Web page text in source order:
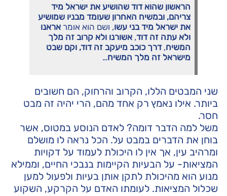
הראשון שהוא דוד שהושיע את ישראל מיד
צריהם, ובמשיח האחרון שעומד מבניו שמושיע
את ישראל מיד בני עשו, ושם הוא אומר אראנו
ולא עתה זה דוד, אשורנו ולא קרוב זה מלך
המשיח,דרך כוכב מיעקב זה דוד, וקם שבט
מישראל זה מלך המשיח…
שני המבטים הללו, הקרוב והרחוק, הם חשובים
ביותר. אילו נאמץ רק אחד מהם, הרי יהיה זה מבט
חסר.
משל למה הדבר דומה? לאדם הנוסע במטוס, אשר
בוחן את הדברים במבט על. הכל נראה לו מושלם
ומרהיב עין, אך אין לו היכולת לעמוד על דקויות
המציאות- על הבעיות הקיימות בנבכי החיים, וממילא
מנוע הוא מהיכולת לתקן אותן בעיות ולפעול למען
שכלול המציאות. לעומתו האדם על הקרקע, השקוע